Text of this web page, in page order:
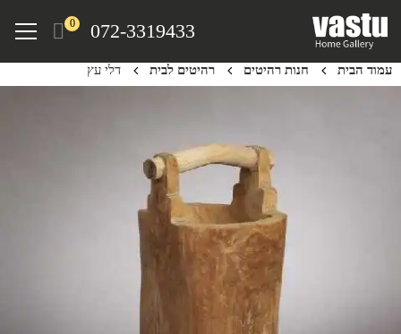
content
072-3319433
0
Menu
עמוד הבית חנות רהיטים רהיטים לבית דלי עץ